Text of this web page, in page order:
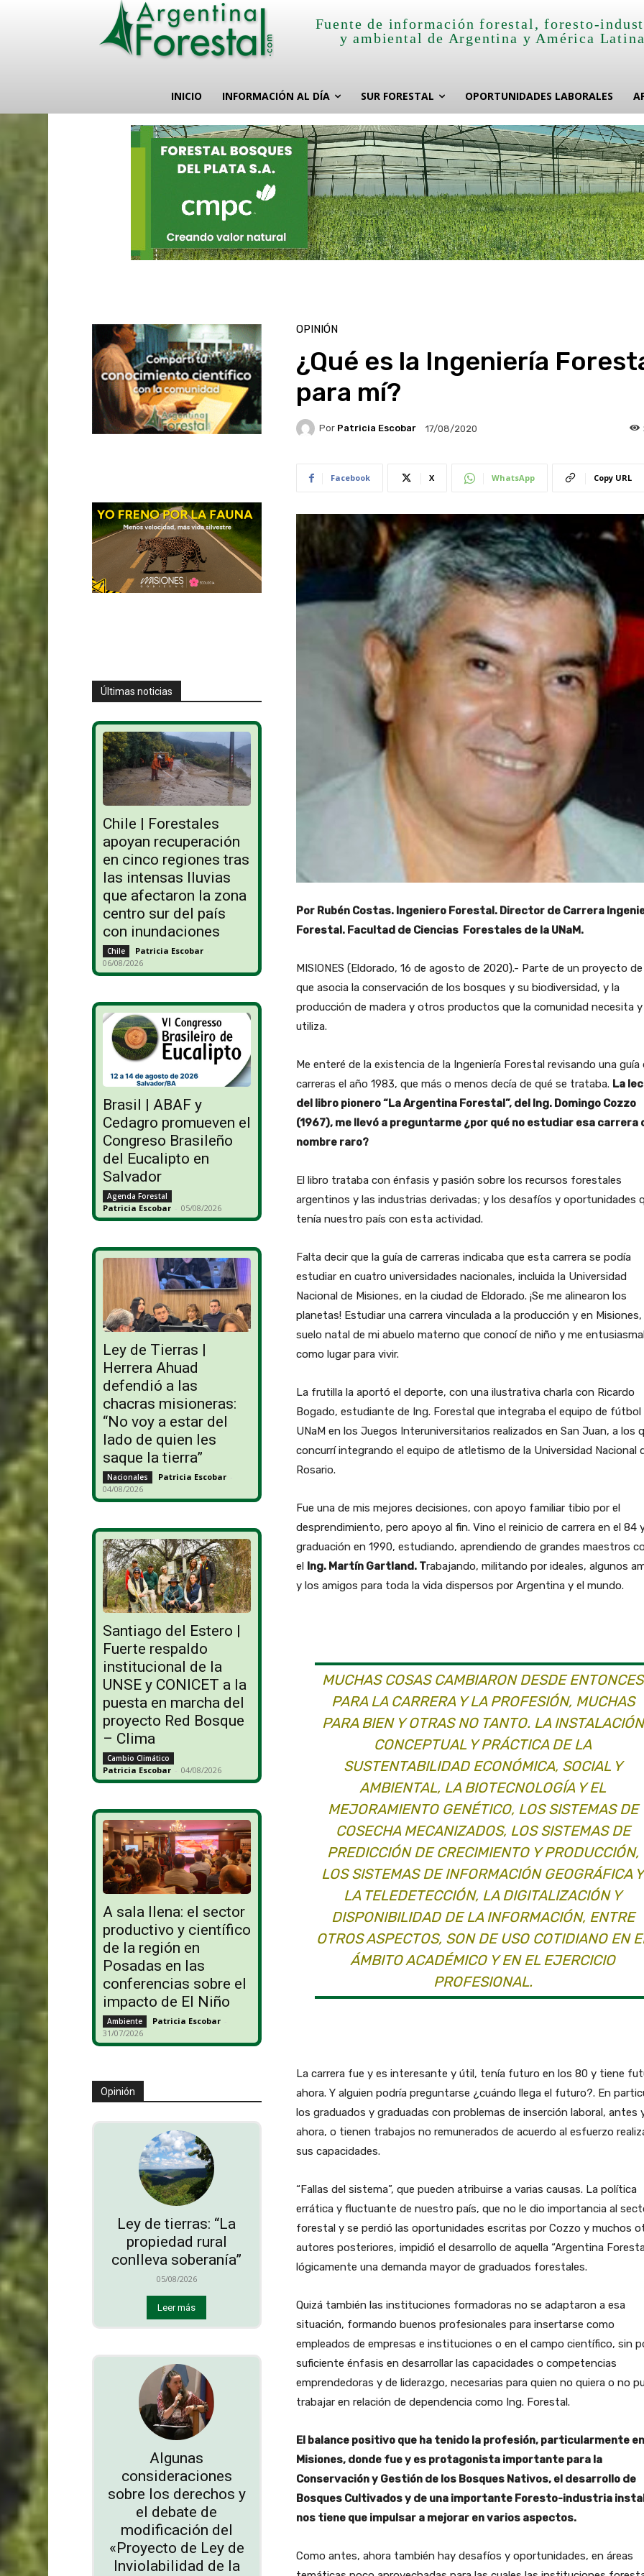
Fuente de información forestal, foresto-
y ambiental de Argentina y América
INICIO INFORMACIÓN AL DÍA SUR FORESTAL OPORTUNIDADES LABORALES
Últimas noticias
Chile | Forestales
apoyan recuperación
en cinco regiones tras
las intensas lluvias
que afectaron la zona
centro sur del país
con inundaciones
Chile Patricia Escobar -
06/08/2026
Brasil | ABAF y
Cedagro promueven el
Congreso Brasileño
del Eucalipto en
Salvador
Agenda Forestal
Patricia Escobar - 05/08/2026
Ley de Tierras |
Herrera Ahuad
defendió a las
chacras misioneras:
“No voy a estar del
lado de quien les
saque la tierra”
Nacionales Patricia Escobar -
04/08/2026
Santiago del Estero |
Fuerte respaldo
institucional de la
UNSE y CONICET a la
puesta en marcha del
proyecto Red Bosque
– Clima
Cambio Climático
Patricia Escobar - 04/08/2026
A sala llena: el sector
productivo y científico
de la región en
Posadas en las
conferencias sobre el
impacto de El Niño
Ambiente Patricia Escobar -
31/07/2026
Opinión
Ley de tierras: “La
propiedad rural
conlleva soberanía”
05/08/2026
Leer más
Algunas
consideraciones
sobre los derechos y
el debate de
modificación del
«Proyecto de Ley de
Inviolabilidad de la
OPINIÓN
¿Qué es la Ingeniería
para mí?
Por Patricia Escobar 17/08/2020
Facebook X WhatsApp Copy URL
Por Rubén Costas. Ingeniero Forestal. Director de Carrera
Forestal. Facultad de Ciencias Forestales de la UNaM.
MISIONES (Eldorado, 16 de agosto de 2020).- Parte de un proyecto
que asocia la conservación de los bosques y su biodiversidad, y la
producción de madera y otros productos que la comunidad necesita y
utiliza.
Me enteré de la existencia de la Ingeniería Forestal revisando una guía
carreras el año 1983, que más o menos decía de qué se trataba. La
del libro pionero “La Argentina Forestal”, del Ing. Domingo Cozzo
(1967), me llevó a preguntarme ¿por qué no estudiar esa carrera
nombre raro?
El libro trataba con énfasis y pasión sobre los recursos forestales
argentinos y las industrias derivadas; y los desafíos y oportunidades
tenía nuestro país con esta actividad.
Falta decir que la guía de carreras indicaba que esta carrera se podía
estudiar en cuatro universidades nacionales, incluida la Universidad
Nacional de Misiones, en la ciudad de Eldorado. ¡Se me alinearon los
planetas! Estudiar una carrera vinculada a la producción y en Misiones,
suelo natal de mi abuelo materno que conocí de niño y me
como lugar para vivir.
La frutilla la aportó el deporte, con una ilustrativa charla con Ricardo
Bogado, estudiante de Ing. Forestal que integraba el equipo de fútbol
UNaM en los Juegos Interuniversitarios realizados en San Juan, a los
concurrí integrando el equipo de atletismo de la Universidad Nacional
Rosario.
Fue una de mis mejores decisiones, con apoyo familiar tibio por el
desprendimiento, pero apoyo al fin. Vino el reinicio de carrera en el 84
graduación en 1990, estudiando, aprendiendo de grandes maestros
el Ing. Martín Gartland. Trabajando, militando por ideales, algunos
y los amigos para toda la vida dispersos por Argentina y el mundo.
MUCHAS COSAS CAMBIARON DESDE ENTONCES
PARA LA CARRERA Y LA PROFESIÓN, MUCHAS
PARA BIEN Y OTRAS NO TANTO. LA INSTALACIÓN
CONCEPTUAL Y PRÁCTICA DE LA
SUSTENTABILIDAD ECONÓMICA, SOCIAL Y
AMBIENTAL, LA BIOTECNOLOGÍA Y EL
MEJORAMIENTO GENÉTICO, LOS SISTEMAS DE
COSECHA MECANIZADOS, LOS SISTEMAS DE
PREDICCIÓN DE CRECIMIENTO Y PRODUCCIÓN,
LOS SISTEMAS DE INFORMACIÓN GEOGRÁFICA Y
LA TELEDETECCIÓN, LA DIGITALIZACIÓN Y
DISPONIBILIDAD DE LA INFORMACIÓN, ENTRE
OTROS ASPECTOS, SON DE USO COTIDIANO EN
ÁMBITO ACADÉMICO Y EN EL EJERCICIO
PROFESIONAL.
La carrera fue y es interesante y útil, tenía futuro en los 80 y tiene
ahora. Y alguien podría preguntarse ¿cuándo llega el futuro?. En
los graduados y graduadas con problemas de inserción laboral, antes
ahora, o tienen trabajos no remunerados de acuerdo al esfuerzo
sus capacidades.
“Fallas del sistema”, que pueden atribuirse a varias causas. La política
errática y fluctuante de nuestro país, que no le dio importancia al
forestal y se perdió las oportunidades escritas por Cozzo y muchos
autores posteriores, impidió el desarrollo de aquella “Argentina
lógicamente una demanda mayor de graduados forestales.
Quizá también las instituciones formadoras no se adaptaron a esa
situación, formando buenos profesionales para insertarse como
empleados de empresas e instituciones o en el campo científico, sin
suficiente énfasis en desarrollar las capacidades o competencias
emprendedoras y de liderazgo, necesarias para quien no quiera o no
trabajar en relación de dependencia como Ing. Forestal.
El balance positivo que ha tenido la profesión, particularmente en
Misiones, donde fue y es protagonista importante para la
Conservación y Gestión de los Bosques Nativos, el desarrollo de
Bosques Cultivados y de una importante Foresto-industria
nos tiene que impulsar a mejorar en varios aspectos.
Como antes, ahora también hay desafíos y oportunidades, en áreas